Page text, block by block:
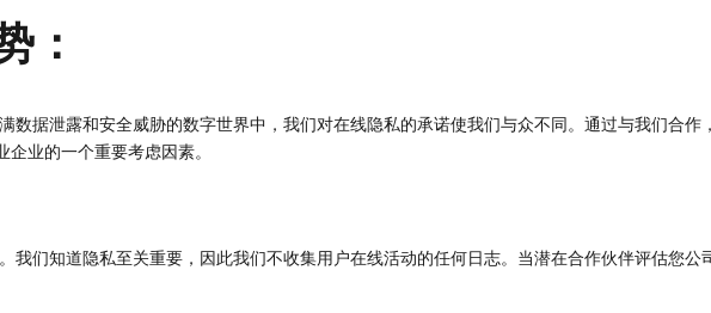
：
数据泄露和安全威胁的数字世界中，我们对在线隐私的承诺使我们与众不同。通过与我们合
业的一个重要考虑因素。
们知道隐私至关重要，因此我们不收集用户在线活动的任何日志。当潜在合作伙伴评估您公